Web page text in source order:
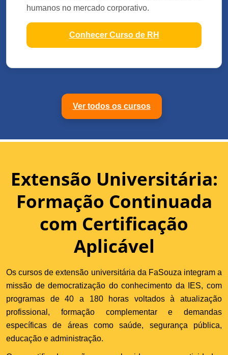
humanos no mercado corporativo.
Conhecer Curso de RH
Ver todos os cursos
Extensão Universitária:
Formação Continuada
com Certificação
Aplicável
Os cursos de extensão universitária da FaSouza integram a
missão de democratização do conhecimento da IES, com
programas de 40 a 180 horas voltados à atualização
profissional, formação complementar e demandas
específicas de áreas como saúde, segurança pública,
educação e administração.